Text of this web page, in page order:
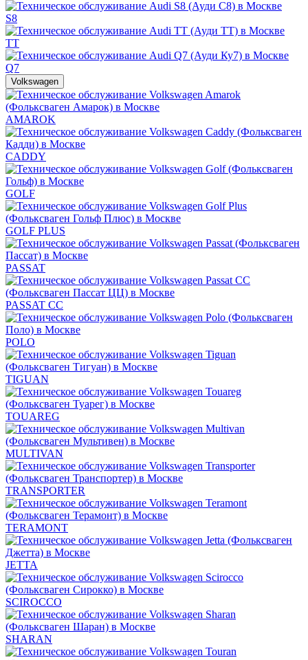
S8
TT
Q7
Volkswagen
AMAROK
CADDY
GOLF
GOLF PLUS
PASSAT
PASSAT CC
POLO
TIGUAN
TOUAREG
MULTIVAN
TRANSPORTER
TERAMONT
JETTA
SCIROCCO
SHARAN